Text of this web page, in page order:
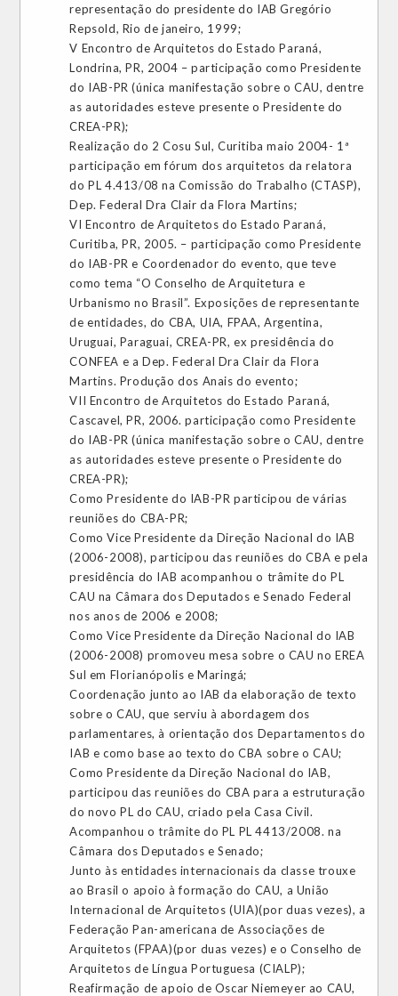
representação do presidente do IAB Gregório
Repsold, Rio de janeiro, 1999;
V Encontro de Arquitetos do Estado Paraná,
Londrina, PR, 2004 – participação como Presidente
do IAB-PR (única manifestação sobre o CAU, dentre
as autoridades esteve presente o Presidente do
CREA-PR);
Realização do 2 Cosu Sul, Curitiba maio 2004- 1ª
participação em fórum dos arquitetos da relatora
do PL 4.413/08 na Comissão do Trabalho (CTASP),
Dep. Federal Dra Clair da Flora Martins;
VI Encontro de Arquitetos do Estado Paraná,
Curitiba, PR, 2005. – participação como Presidente
do IAB-PR e Coordenador do evento, que teve
como tema “O Conselho de Arquitetura e
Urbanismo no Brasil”. Exposições de representante
de entidades, do CBA, UIA, FPAA, Argentina,
Uruguai, Paraguai, CREA-PR, ex presidência do
CONFEA e a Dep. Federal Dra Clair da Flora
Martins. Produção dos Anais do evento;
VII Encontro de Arquitetos do Estado Paraná,
Cascavel, PR, 2006. participação como Presidente
do IAB-PR (única manifestação sobre o CAU, dentre
as autoridades esteve presente o Presidente do
CREA-PR);
Como Presidente do IAB-PR participou de várias
reuniões do CBA-PR;
Como Vice Presidente da Direção Nacional do IAB
(2006-2008), participou das reuniões do CBA e pela
presidência do IAB acompanhou o trâmite do PL
CAU na Câmara dos Deputados e Senado Federal
nos anos de 2006 e 2008;
Como Vice Presidente da Direção Nacional do IAB
(2006-2008) promoveu mesa sobre o CAU no EREA
Sul em Florianópolis e Maringá;
Coordenação junto ao IAB da elaboração de texto
sobre o CAU, que serviu à abordagem dos
parlamentares, à orientação dos Departamentos do
IAB e como base ao texto do CBA sobre o CAU;
Como Presidente da Direção Nacional do IAB,
participou das reuniões do CBA para a estruturação
do novo PL do CAU, criado pela Casa Civil.
Acompanhou o trâmite do PL PL 4413/2008. na
Câmara dos Deputados e Senado;
Junto às entidades internacionais da classe trouxe
ao Brasil o apoio à formação do CAU, a União
Internacional de Arquitetos (UIA)(por duas vezes), a
Federação Pan-americana de Associações de
Arquitetos (FPAA)(por duas vezes) e o Conselho de
Arquitetos de Língua Portuguesa (CIALP);
Reafirmação de apoio de Oscar Niemeyer ao CAU,